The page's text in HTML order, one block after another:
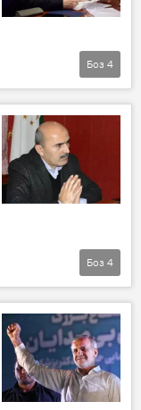
Амалиёти вижаи Русия барои ҳимояи Донбасс: охирин хабарҳо
Боз 4
Боз 4